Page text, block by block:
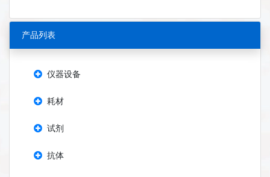
产品列表
仪器设备
耗材
试剂
抗体